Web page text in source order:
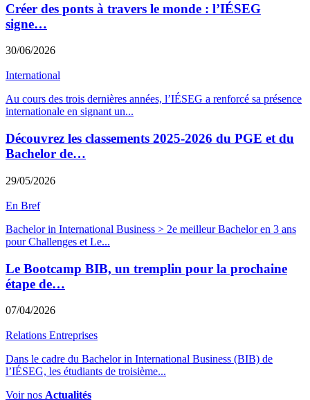
Créer des ponts à travers le monde : l’IÉSEG
signe…
30/06/2026
International
Au cours des trois dernières années, l’IÉSEG a renforcé sa présence
internationale en signant un...
Découvrez les classements 2025-2026 du PGE et du
Bachelor de…
29/05/2026
En Bref
Bachelor in International Business > 2e meilleur Bachelor en 3 ans
pour Challenges et Le...
Le Bootcamp BIB, un tremplin pour la prochaine
étape de…
07/04/2026
Relations Entreprises
Dans le cadre du Bachelor in International Business (BIB) de
l’IÉSEG, les étudiants de troisième...
Voir nos Actualités